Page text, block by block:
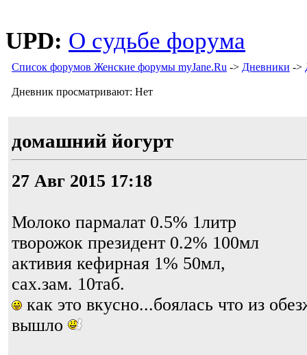
UPD: О судьбе форума
Список форумов Женские форумы myJane.Ru -> Дневники ->
Дневник просматривают: Нет
домашний йогурт
27 Авг 2015 17:18
Молоко пармалат 0.5% 1литр
творожок президент 0.2% 100мл
активия кефирная 1% 50мл,
сах.зам. 10таб.
как это вкусно...боялась что из
вышло